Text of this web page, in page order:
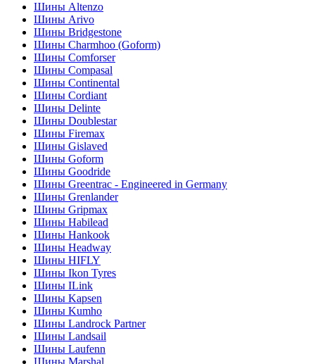
Шины Altenzo
Шины Arivo
Шины Bridgestone
Шины Charmhoo (Goform)
Шины Comforser
Шины Compasal
Шины Continental
Шины Cordiant
Шины Delinte
Шины Doublestar
Шины Firemax
Шины Gislaved
Шины Goform
Шины Goodride
Шины Greentrac - Engineered in Germany
Шины Grenlander
Шины Gripmax
Шины Habilead
Шины Hankook
Шины Headway
Шины HIFLY
Шины Ikon Tyres
Шины ILink
Шины Kapsen
Шины Kumho
Шины Landrock Partner
Шины Landsail
Шины Laufenn
Шины Marshal